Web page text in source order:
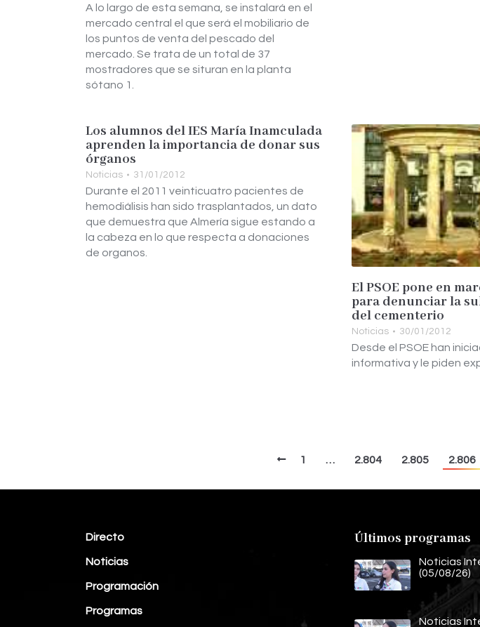
A lo largo de esta semana, se instalará en el
mercado central el que será el mobiliario de
los puntos de venta del pescado del
mercado. Se trata de un total de 37
mostradores que se situran en la planta
sótano 1.
Los alumnos del IES María Inamculada
aprenden la importancia de donar sus
órganos
Noticias 31/01/2012
Durante el 2011 veinticuatro pacientes de
hemodiálisis han sido trasplantados, un dato
que demuestra que Almería sigue estando a
la cabeza en lo que respecta a donaciones
de organos.
El PSOE pone en
para denunciar la
del cementerio
Noticias 30/01/2012
Desde el PSOE han
informativa y le piden
1 … 2.804 2.805 2.806
Directo
Noticias
Programación
Programas
Últimos programas
Noticias
(05/08/26)
Noticias